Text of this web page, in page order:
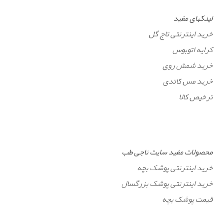
لینکهای مفید
خرید اینترنتی تاج گل
کرایه اتوبوس
خرید شمش روی
خرید مس کاتدی
ترخیص کالا
محصولات مفید سایت ناجی طب
خرید اینترنتی پوشک بچه
خرید اینترنتی پوشک بزرگسال
قیمت پوشک بچه